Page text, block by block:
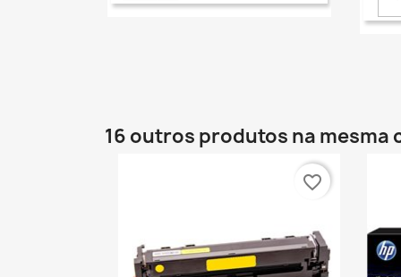
16 outros produtos na mesma
favorite_border